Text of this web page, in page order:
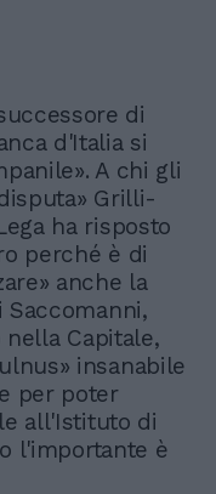
di
d'Italia si
A chi gli
Grilli-
ha risposto
perché è di
anche la
Saccomanni,
Capitale,
insanabile
per poter
all'Istituto di
l'importante è